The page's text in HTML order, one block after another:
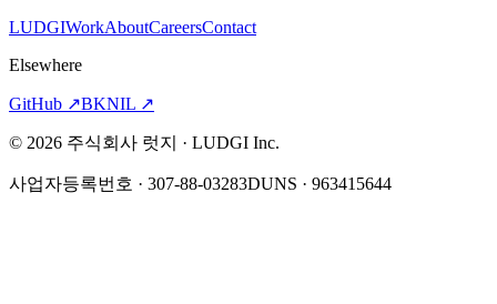
LUDGIWorkAboutCareersContact
Elsewhere
GitHub ↗BKNIL ↗
© 2026 주식회사 럿지 · LUDGI Inc.
사업자등록번호 · 307-88-03283DUNS · 963415644